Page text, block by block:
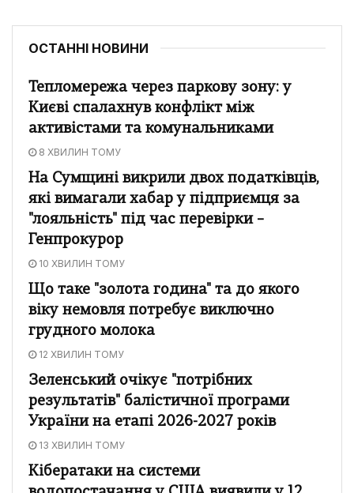
ОСТАННІ НОВИНИ
Тепломережа через паркову зону: у
Києві спалахнув конфлікт між
активістами та комунальниками
8 ХВИЛИН ТОМУ
На Сумщині викрили двох податківців,
які вимагали хабар у підприємця за
"лояльність" під час перевірки –
Генпрокурор
10 ХВИЛИН ТОМУ
Що таке "золота година" та до якого
віку немовля потребує виключно
грудного молока
12 ХВИЛИН ТОМУ
Зеленський очікує "потрібних
результатів" балістичної програми
України на етапі 2026-2027 років
13 ХВИЛИН ТОМУ
Кібератаки на системи